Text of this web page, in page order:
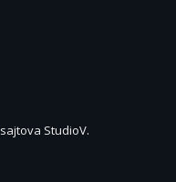
StudioV.